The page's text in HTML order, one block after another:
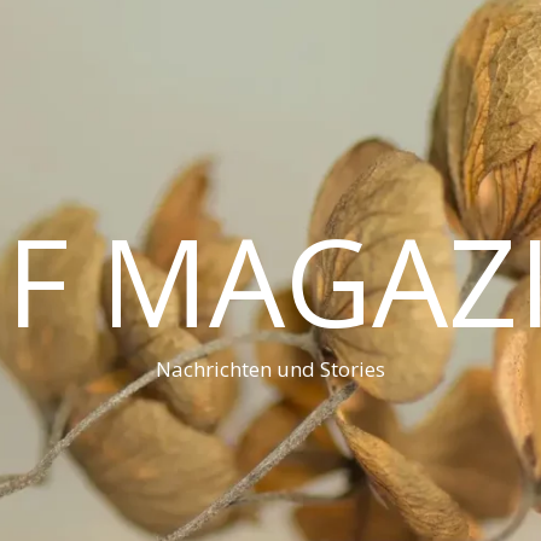
Nachrichten und Stories